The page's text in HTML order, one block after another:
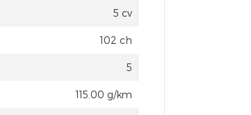
5 cv
102 ch
5
115.00 g/km